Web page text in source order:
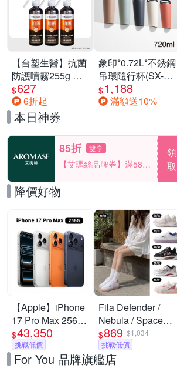
【台塑生醫】抗菌
防護噴霧255g 三
入組
$627
6折起
象印*0.72L*不銹鋼
吊環隨行杯(SX-
LA72H)
$1,188
滿額送10%
本日神券
85折 雙享
【艾瑪絲品牌券】滿580
享85折！
領
取
降價好物
【Apple】iPhone
17 Pro Max 256G
6.9吋 手機
$43,350
挑戰低價
Fila Defender /
Nebula / Space
Capsule 男女鞋 慢
跑鞋 運動 休閒 舒
適 透氣 緩震 (多款
$869 $1,034
挑戰低價
For You 品牌旗艦店